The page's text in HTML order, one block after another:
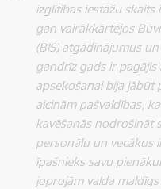
izglītības iestāžu skaits
gan vairākkārtējos
(BIS) atgādinājumus
gandrīz gads ir
apsekošanai bija jābūt
aicinām pašvaldības,
kavēšanās nodrošināt
personālu un vecākus
īpašnieks savu
joprojām valda